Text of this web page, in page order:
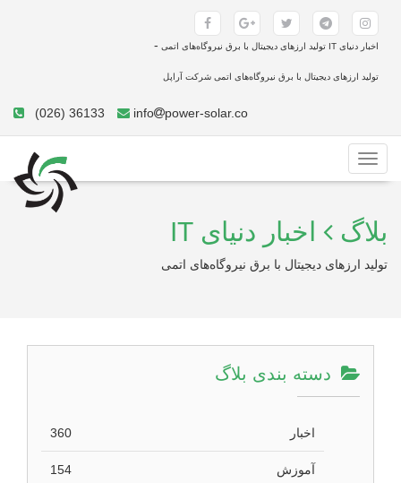
اخبار دنیای IT توليد ارزهای دیجیتال با برق نیروگاه‌های اتمی -
توليد ارزهای دیجیتال با برق نیروگاه‌های اتمی شرکت آراپل
info power-solar.co
(026) 36133
Toggle
navigation
بلاگ اخبار دنیای IT
توليد ارزهای دیجیتال با برق نیروگاه‌های اتمی
دسته بندی بلاگ
اخبار 360
آموزش 154